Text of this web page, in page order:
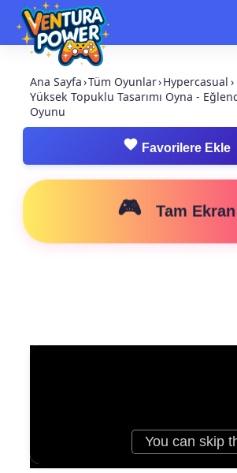
Ana Sayfa›Tüm Oyunlar›Hypercasual ›
Yüksek Topuklu Tasarımı Oyna -
Oyunu
Favorilere Ekle
🎮 Tam Ekran